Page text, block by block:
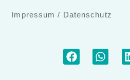
Impressum / Datenschutz